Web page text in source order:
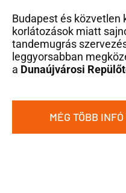
Budapest és közvetlen
korlátozások miatt
tandemugrás
leggyorsabban
a Dunaújvárosi
MÉG TÖBB